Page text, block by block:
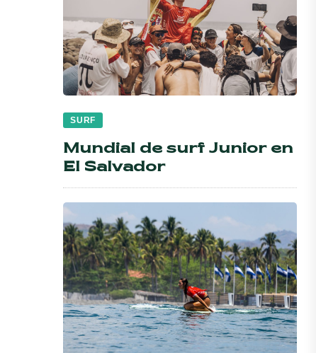
SURF
Mundial de surf Junior en
El Salvador